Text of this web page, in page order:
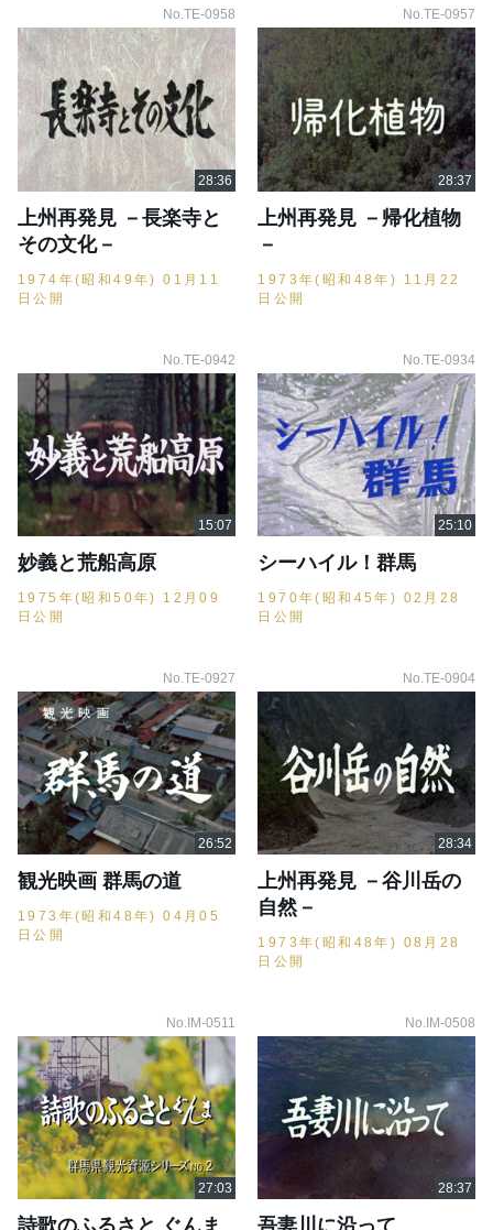
No.TE-0958
上州再発見 －長楽寺と
その文化－
1974年(昭和49年) 01月11
日公開
No.TE-0957
上州再発見 －帰化植物
－
1973年(昭和48年) 11月22
日公開
No.TE-0942
妙義と荒船高原
1975年(昭和50年) 12月09
日公開
No.TE-0934
シーハイル！群馬
1970年(昭和45年) 02月28
日公開
No.TE-0927
観光映画 群馬の道
1973年(昭和48年) 04月05
日公開
No.TE-0904
上州再発見 －谷川岳の
自然－
1973年(昭和48年) 08月28
日公開
No.IM-0511 No.IM-0508